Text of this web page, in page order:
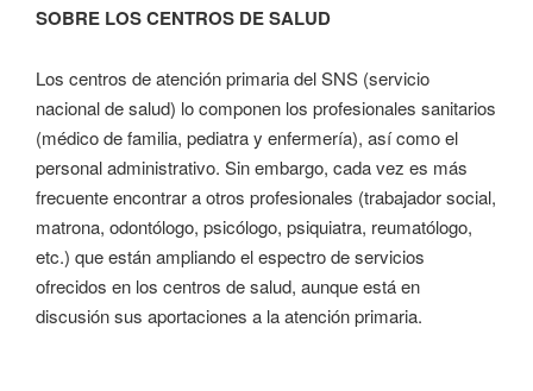
SOBRE LOS CENTROS DE SALUD
Los centros de atención primaria del SNS (servicio
nacional de salud) lo componen los profesionales sanitarios
(médico de familia, pediatra y enfermería), así como el
personal administrativo. Sin embargo, cada vez es más
frecuente encontrar a otros profesionales (trabajador social,
matrona, odontólogo, psicólogo, psiquiatra, reumatólogo,
etc.) que están ampliando el espectro de servicios
ofrecidos en los centros de salud, aunque está en
discusión sus aportaciones a la atención primaria.